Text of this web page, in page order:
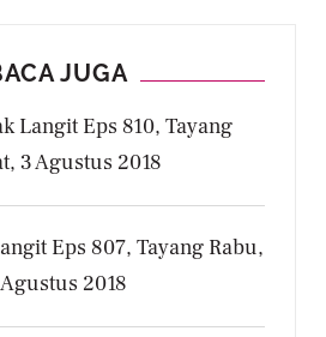
JUGA
Langit Eps 810, Tayang
3 Agustus 2018
Eps 807, Tayang Rabu,
Agustus 2018